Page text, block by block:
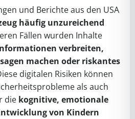
und Berichte aus den USA
häufig unzureichend
Fällen wurden Inhalte
verbreiten,
machen oder riskantes
digitalen Risiken können
als auch
die kognitive, emotionale
von Kindern